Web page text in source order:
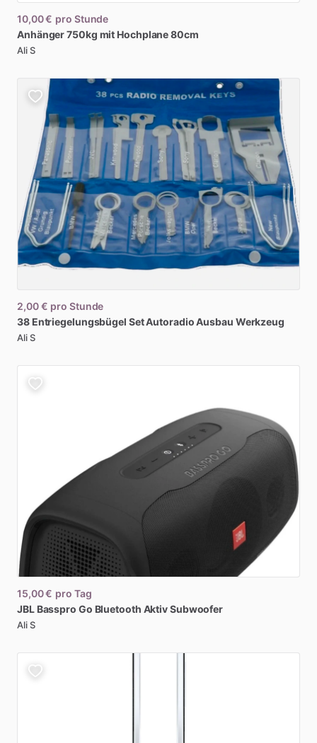
10,00 € pro Stunde
Anhänger750kg mit Hochplane80cm
Ali S
2,00 € pro Stunde
38 Entriegelungsbügel SetAutoradio Ausbau Werkzeug
Ali S
15,00 € pro Tag
JBL Basspro Go Bluetooth AktivSubwoofer
Ali S